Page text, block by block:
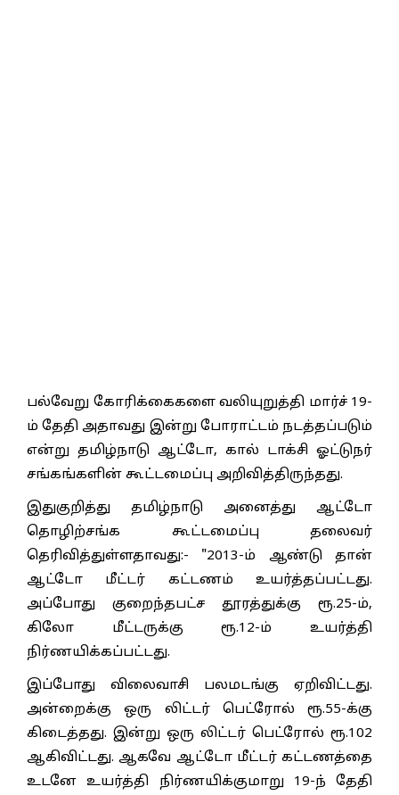
பல்வேறு கோரிக்கைகளை வலியுறுத்தி மார்ச் 19-
ம் தேதி அதாவது இன்று போராட்டம் நடத்தப்படும்
என்று தமிழ்நாடு ஆட்டோ, கால் டாக்சி ஓட்டுநர்
சங்கங்களின் கூட்டமைப்பு அறிவித்திருந்தது.
இதுகுறித்து தமிழ்நாடு அனைத்து ஆட்டோ
தொழிற்சங்க கூட்டமைப்பு தலைவர்
தெரிவித்துள்ளதாவது:- "2013-ம் ஆண்டு தான்
ஆட்டோ மீட்டர் கட்டணம் உயர்த்தப்பட்டது.
அப்போது குறைந்தபட்ச தூரத்துக்கு ரூ.25-ம்,
கிலோ மீட்டருக்கு ரூ.12-ம் உயர்த்தி
நிர்ணயிக்கப்பட்டது.
இப்போது விலைவாசி பலமடங்கு ஏறிவிட்டது.
அன்றைக்கு ஒரு லிட்டர் பெட்ரோல் ரூ.55-க்கு
கிடைத்தது. இன்று ஒரு லிட்டர் பெட்ரோல் ரூ.102
ஆகிவிட்டது. ஆகவே ஆட்டோ மீட்டர் கட்டணத்தை
உடனே உயர்த்தி நிர்ணயிக்குமாறு 19-ந் தேதி